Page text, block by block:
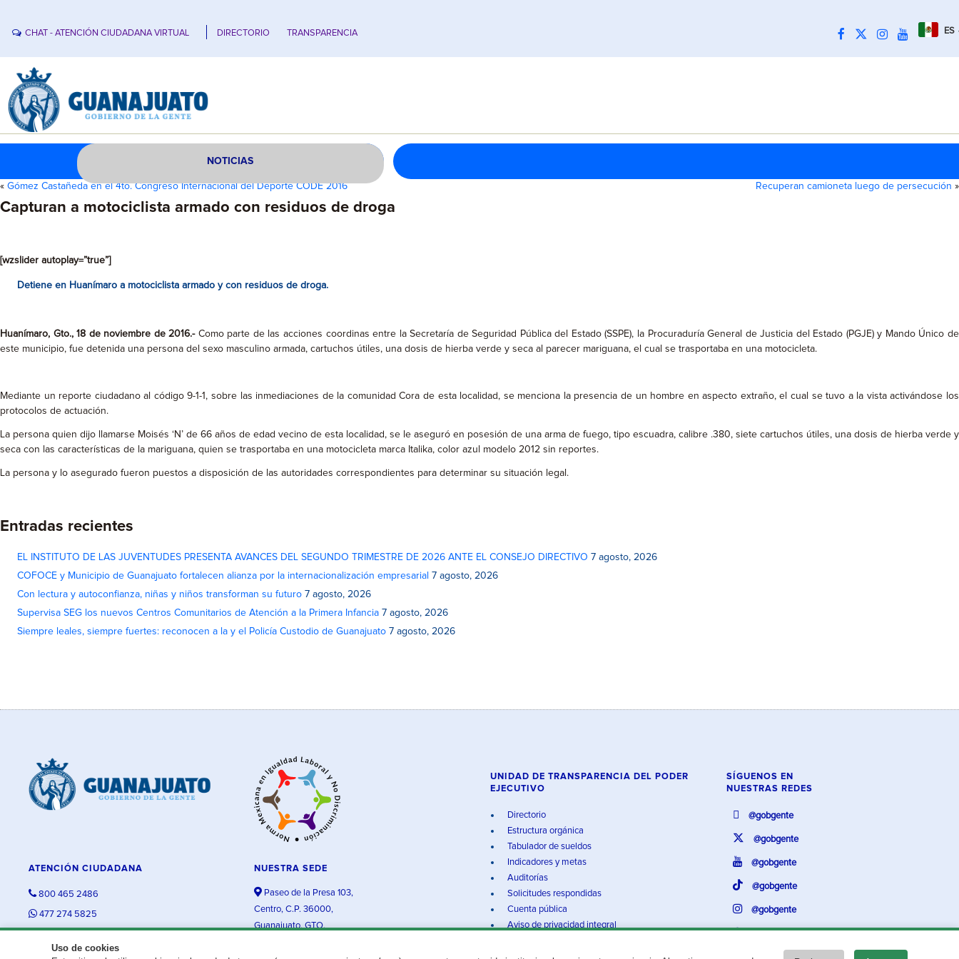
CHAT - ATENCIÓN CIUDADANA VIRTUAL DIRECTORIO TRANSPARENCIA ES
NOTICIAS
« Gómez Castañeda en el 4to. Congreso Internacional del Deporte CODE 2016 Recuperan camioneta luego de persecución »
Capturan a motociclista armado con residuos de droga
[wzslider autoplay=”true”]
Detiene en Huanímaro a motociclista armado y con residuos de droga.
Huanímaro, Gto., 18 de noviembre de 2016.-Como parte de las acciones coordinas entre la Secretaría de Seguridad Pública del Estado (SSPE), la Procuraduría General de Justicia del Estado (PGJE) y Mando Único de
este municipio, fue detenida una persona del sexo masculino armada, cartuchos útiles, una dosis de hierba verde y seca al parecer mariguana, el cual se trasportaba en una motocicleta.
Mediante un reporte ciudadano al código 9-1-1, sobre las inmediaciones de la comunidad Cora de esta localidad, se menciona la presencia de un hombre en aspecto extraño, el cual se tuvo a la vista activándose los
protocolos de actuación.
La persona quien dijo llamarse Moisés ‘N’ de 66 años de edad vecino de esta localidad, se le aseguró en posesión de una arma de fuego, tipo escuadra, calibre .380, siete cartuchos útiles, una dosis de hierba verde y
seca con las características de la mariguana, quien se trasportaba en una motocicleta marca Italika, color azul modelo 2012 sin reportes.
La persona y lo asegurado fueron puestos a disposición de las autoridades correspondientes para determinar su situación legal.
Entradas recientes
EL INSTITUTO DE LAS JUVENTUDES PRESENTA AVANCES DEL SEGUNDO TRIMESTRE DE 2026 ANTE EL CONSEJO DIRECTIVO 7 agosto, 2026
COFOCE y Municipio de Guanajuato fortalecen alianza por la internacionalización empresarial 7 agosto, 2026
Con lectura y autoconfianza, niñas y niños transforman su futuro 7 agosto, 2026
Supervisa SEG los nuevos Centros Comunitarios de Atención a la Primera Infancia 7 agosto, 2026
Siempre leales, siempre fuertes: reconocen a la y el Policía Custodio de Guanajuato 7 agosto, 2026
Uso de cookies
ATENCIÓN CIUDADANA
800 465 2486
477 274 5825
NUESTRA SEDE
Paseo de la Presa 103,
Centro, C.P. 36000,
Guanajuato, GTO.
UNIDAD DE TRANSPARENCIA DEL PODER
EJECUTIVO
Directorio
Estructura orgánica
Tabulador de sueldos
Indicadores y metas
Auditorías
Solicitudes respondidas
Cuenta pública
Aviso de privacidad integral
SÍGUENOS EN
NUESTRAS REDES
@gobgente
@gobgente
@gobgente
@gobgente
@gobgente
@gobgente